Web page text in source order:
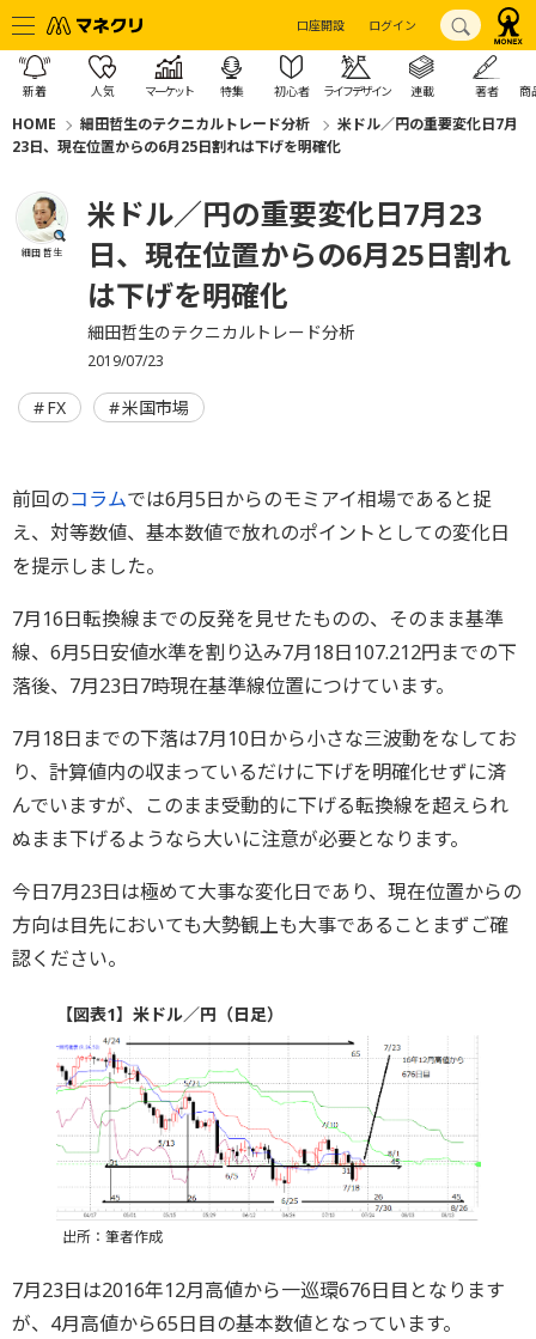
口座開設 ログイン
新着 人気 マーケット 特集 初心者 ライフデザイン 連載 著者 商
HOME 細田哲生のテクニカルトレード分析
米ドル／円の重要変化日7月
23日、現在位置からの6月25日割れは下げを明確化
細田 哲生
米ドル／円の重要変化日7月23
日、現在位置からの6月25日割れ
は下げを明確化
細田哲生のテクニカルトレード分析
2019/07/23
FX 米国市場
前回のコラムでは6月5日からのモミアイ相場であると捉
え、対等数値、基本数値で放れのポイントとしての変化日
を提示しました。
7月16日転換線までの反発を見せたものの、そのまま基準
線、6月5日安値水準を割り込み7月18日107.212円までの下
落後、7月23日7時現在基準線位置につけています。
7月18日までの下落は7月10日から小さな三波動をなしてお
り、計算値内の収まっているだけに下げを明確化せずに済
んでいますが、このまま受動的に下げる転換線を超えられ
ぬまま下げるようなら大いに注意が必要となります。
今日7月23日は極めて大事な変化日であり、現在位置からの
方向は目先においても大勢観上も大事であることまずご確
認ください。
【図表1】米ドル／円（日足）
出所：筆者作成
7月23日は2016年12月高値から一巡環676日目となります
が、4月高値から65日目の基本数値となっています。